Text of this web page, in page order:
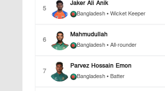
5
Jaker Ali Anik
Bangladesh • Wicket Keeper
6
Mahmudullah
Bangladesh • All-rounder
7
Parvez Hossain Emon
Bangladesh • Batter